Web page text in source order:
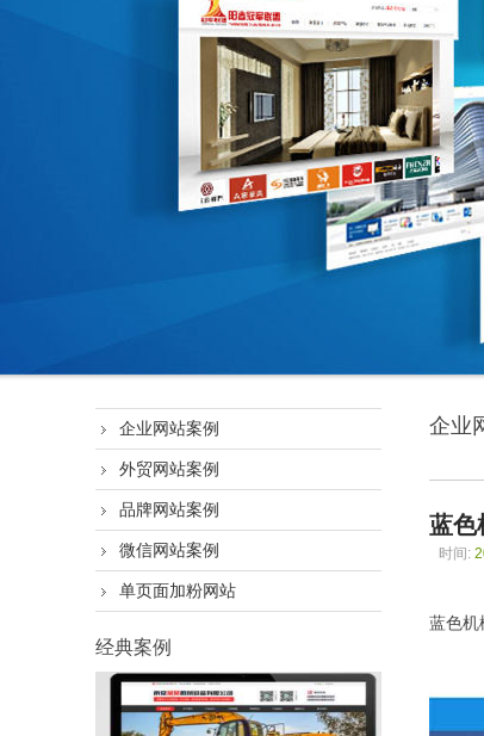
企业网站案例
外贸网站案例
品牌网站案例
微信网站案例
单页面加粉网站
经典案例
企业
蓝色
时间:
蓝色机